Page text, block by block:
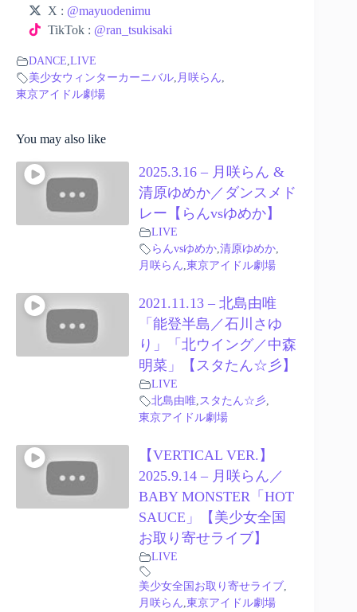
X : @mayuodenimu
TikTok : @ran_tsukisaki
DANCE LIVE
美少女ウィンターカーニバル 月咲らん
東京アイドル劇場
You may also like
2025.3.16 – 月咲らん &
清原ゆめか／ダンスメド
レー【らんvsゆめか】
LIVE
らんvsゆめか, 清原ゆめか,
月咲らん 東京アイドル劇場
2021.11.13 – 北島由唯
「能登半島／石川さゆ
り」「北ウイング／中森
明菜」【スタたん☆彡】
LIVE
北島由唯, スタたん☆彡,
東京アイドル劇場
【VERTICAL VER.】
2025.9.14 – 月咲らん／
BABY MONSTER「HOT
SAUCE」【美少女全国
お取り寄せライブ】
LIVE
美少女全国お取り寄せライブ,
月咲らん 東京アイドル劇場